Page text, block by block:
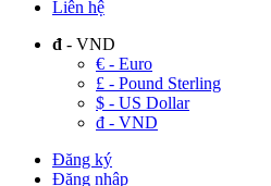
Liên hệ
đ - VND
€ - Euro
£ - Pound Sterling
$ - US Dollar
đ - VND
Đăng ký
Đăng nhập